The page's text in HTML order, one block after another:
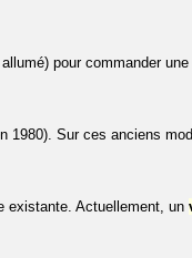
pour commander une
1980). Sur ces anciens
existante. Actuellement, un